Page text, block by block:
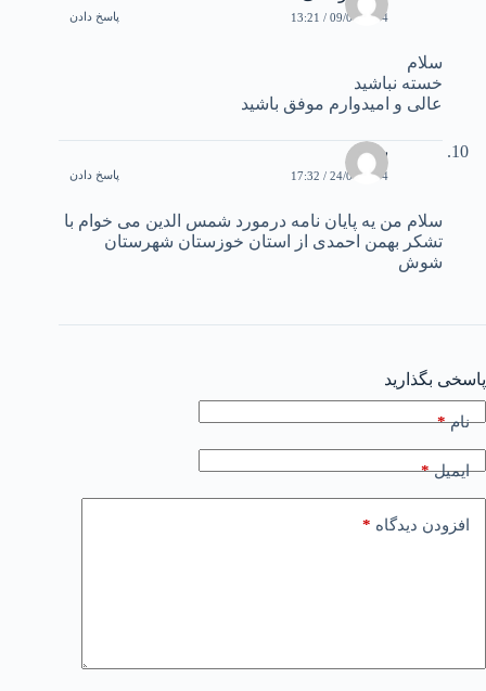
09/04/2004 / 13:21 پاسخ دادن
سلام
خسته نباشيد
عالی و اميدوارم موفق باشيد
بهمن
24/04/2004 / 17:32 پاسخ دادن
سلام من یه پایان نامه درمورد شمس الدین می خوام با
تشکر بهمن احمدی از استان خوزستان شهرستان
شوش
پاسخی بگذارید
نام*
ایمیل*
افزودن دیدگاه *